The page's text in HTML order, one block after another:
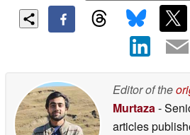
Editor of the
Murtaza-
articles